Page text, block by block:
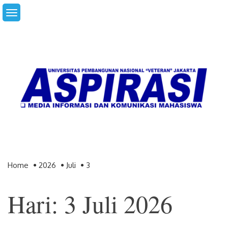
Skip
to
Home 2026 Juli 3
Hari: 3 Juli 2026